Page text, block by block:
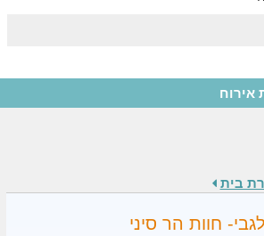
אירוח
בית
חוות הר סיני